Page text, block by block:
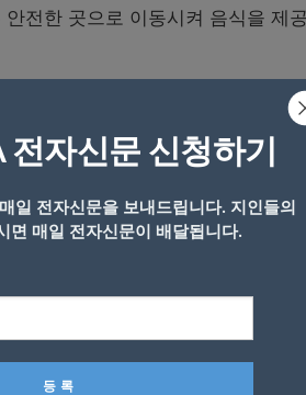
전한 곳으로 이동시켜 음식을 제
명에 달하고 있다.
있는 사람들은 일정시간이 지난 후
고 있는 것으로 알려졌다.
이다.
앞으로도 이민자들을 태운 버스는
전자신문 신청하기
일 전자신문을 보내드립니다. 지인들의
면 매일 전자신문이 배달됩니다.